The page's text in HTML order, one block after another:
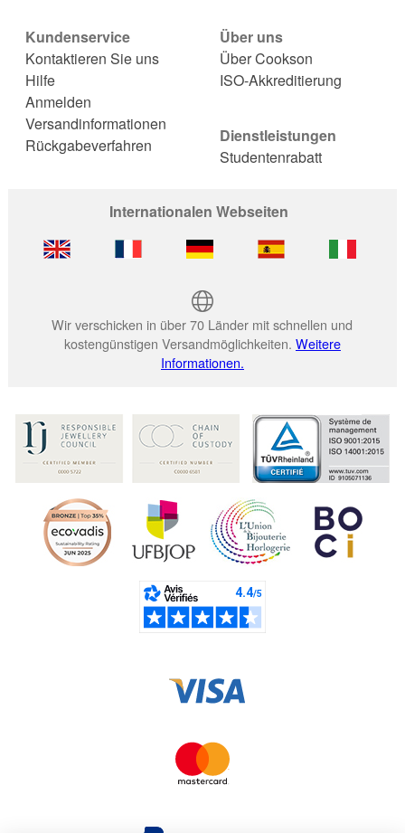
Kundenservice
Kontaktieren Sie uns
Hilfe
Anmelden
Versandinformationen
Rückgabeverfahren
Über uns
Über Cookson
ISO-Akkreditierung
Dienstleistungen
Studentenrabatt
Internationalen Webseiten
Wir verschicken in über 70 Länder mit schnellen und
kostengünstigen Versandmöglichkeiten. Weitere
Informationen.